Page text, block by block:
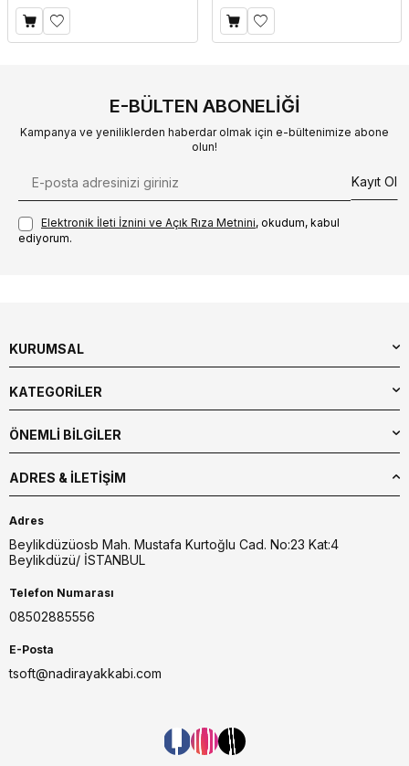
E-BÜLTEN ABONELIĞI
Kampanya ve yeniliklerden haberdar olmak için e-bültenimize abone
olun!
Kayıt Ol
Elektronik İleti İzni‌ni ve Açık Rıza Metni‌ni, okudum, kabul
ediyorum.
KURUMSAL
KATEGORİLER
ÖNEMLİ BİLGİLER
ADRES & İLETIŞIM
Adres
Beylikdüzüosb Mah. Mustafa Kurtoğlu Cad. No:23 Kat:4
Beylikdüzü/ İSTANBUL
Telefon Numarası
08502885556
E-Posta
tsoft@nadirayakkabi.com